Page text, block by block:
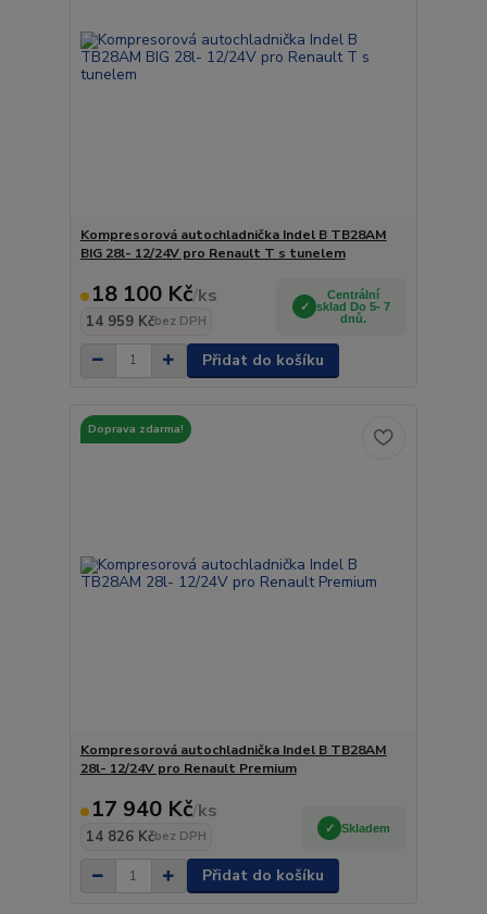
Kompresorová autochladnička Indel B TB28AM
BIG 28l- 12/24V pro Renault T s tunelem
18 100 Kč/ks
14 959 Kčbez DPH
Centrální
sklad Do 5- 7
dnů.
Přidat do košíku
Doprava zdarma!
Kompresorová autochladnička Indel B TB28AM
28l- 12/24V pro Renault Premium
17 940 Kč/ks
14 826 Kčbez DPH
Skladem
Přidat do košíku